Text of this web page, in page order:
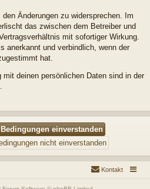
Änderungen zu widersprechen. Im
das zwischen dem Betreiber und
mit sofortiger Wirkung.
anerkannt und verbindlich, wenn der
hat.
mit deinen persönlichen Daten sind in der
Kontakt